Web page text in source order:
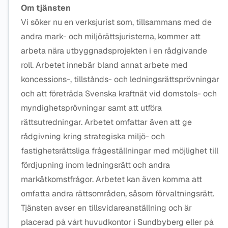
Om tjänsten
Vi söker nu en verksjurist som, tillsammans med de
andra mark- och miljörättsjuristerna, kommer att
arbeta nära utbyggnadsprojekten i en rådgivande
roll. Arbetet innebär bland annat arbete med
koncessions-, tillstånds- och ledningsrättsprövningar
och att företräda Svenska kraftnät vid domstols- och
myndighetsprövningar samt att utföra
rättsutredningar. Arbetet omfattar även att ge
rådgivning kring strategiska miljö- och
fastighetsrättsliga frågeställningar med möjlighet till
fördjupning inom ledningsrätt och andra
markåtkomstfrågor. Arbetet kan även komma att
omfatta andra rättsområden, såsom förvaltningsrätt.
Tjänsten avser en tillsvidareanställning och är
placerad på vårt huvudkontor i Sundbyberg eller på